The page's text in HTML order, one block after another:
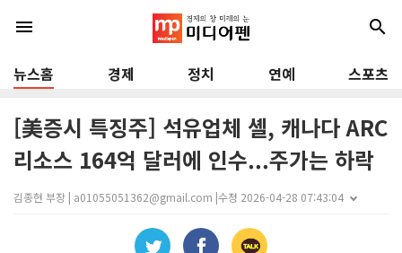
menu search
뉴스홈 경제 정치 연예 스포츠
[美증시 특징주] 석유업체 셸, 캐나다 ARC
리소스 164억 달러에 인수...주가는 하락
김종현 부장 | a01055051362@gmail.com |수정 2026-04-28 07:43:04